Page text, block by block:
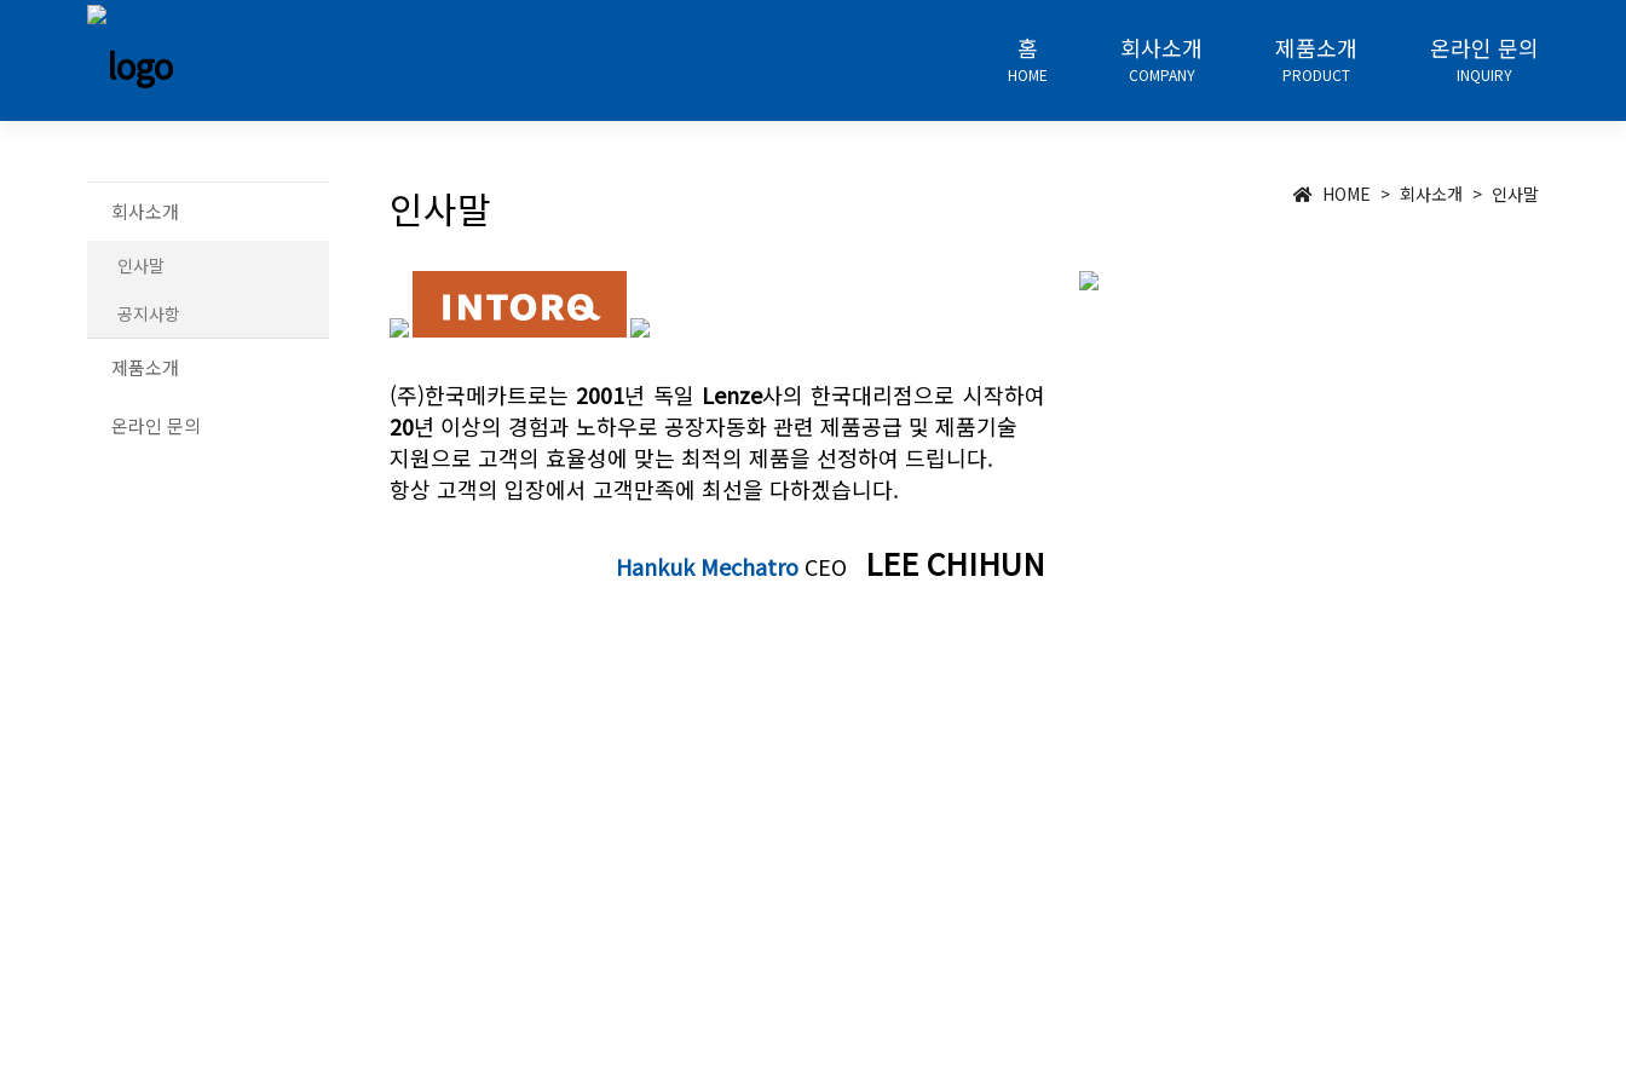
홈
HOME
회사소개
COMPANY
제품소개
PRODUCT
온라인 문의
INQUIRY
회사소개
인사말
공지사항
제품소개
온라인 문의
인사말 HOME > 회사소개 > 인사말
(주)한국메카트로는 2001년 독일 Lenze사의 한국대리점으로 시작하여
20년 이상의 경험과 노하우로 공장자동화 관련 제품공급 및 제품기술
지원으로 고객의 효율성에 맞는 최적의 제품을 선정하여 드립니다.
항상 고객의 입장에서 고객만족에 최선을 다하겠습니다.
Hankuk Mechatro CEO LEE CHIHUN